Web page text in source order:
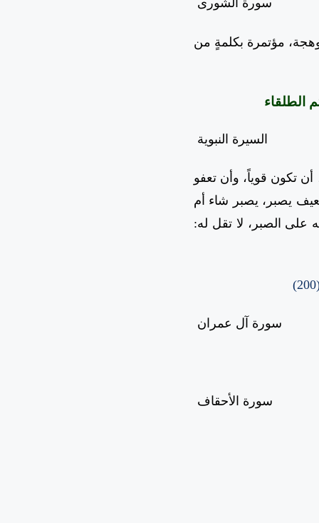
سورة الشورى
مؤتمرة بكلمةٍ من
الطلقاء
السيرة النبوية
تكون قوياً، وأن تعفو
يصبر، يصبر شاء أم
الصبر، لا تقل له:
سورة آل عمران
سورة الأحقاف